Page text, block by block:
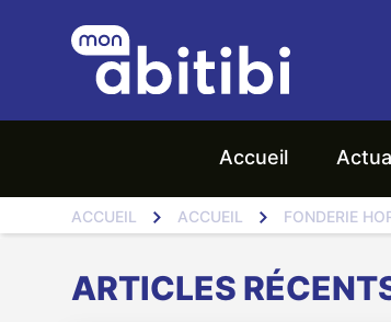
Accueil
ACCUEIL ACCUEIL FONDERIE
ARTICLES